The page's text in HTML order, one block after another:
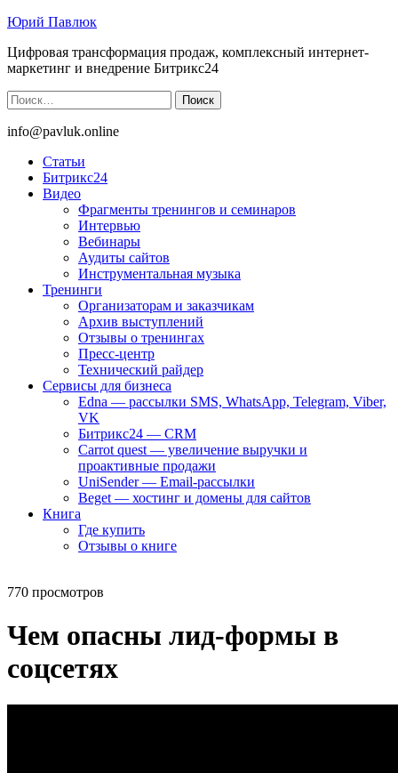
Юрий Павлюк
Цифровая трансформация продаж, комплексный интернет-
маркетинг и внедрение Битрикс24
Найти:
info@pavluk.online
Статьи
Битрикс24
Видео
Фрагменты тренингов и семинаров
Интервью
Вебинары
Аудиты сайтов
Инструментальная музыка
Тренинги
Организаторам и заказчикам
Архив выступлений
Отзывы о тренингах
Пресс-центр
Технический райдер
Сервисы для бизнеса
Edna — рассылки SMS, WhatsApp, Telegram, Viber,
VK
Битрикс24 — CRM
Carrot quest — увеличение выручки и
проактивные продажи
UniSender — Email-рассылки
Beget — хостинг и домены для сайтов
Книга
Где купить
Отзывы о книге
770 просмотров
Чем опасны лид-формы в
соцсетях